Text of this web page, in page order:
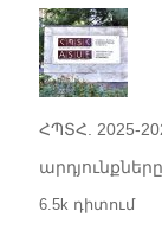
ՀՊՏՀ. 2025-
արդյունքները
6.5k դիտում